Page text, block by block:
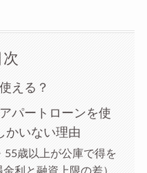
次
える？
パートローンを使
かいない理由
55歳以上が公庫で得を